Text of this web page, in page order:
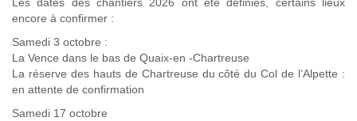
Les dates des chantiers 2026 ont été définies, certains lieux
encore à confirmer :
Samedi 3 octobre :
La Vence dans le bas de Quaix-en -Chartreuse
La réserve des hauts de Chartreuse du côté du Col de l’Alpette :
en attente de confirmation
Samedi 17 octobre